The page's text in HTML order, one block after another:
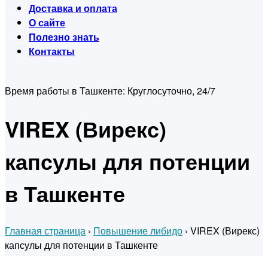
Доставка и оплата
О сайте
Полезно знать
Контакты
Время работы в Ташкенте: Круглосуточно, 24/7
VIREX (Вирекс)
капсулы для потенции
в Ташкенте
Главная страница › Повышение либидо › VIREX (Вирекс)
капсулы для потенции в Ташкенте